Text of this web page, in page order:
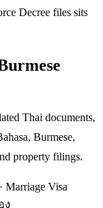
Decree files sits
Thai documents,
Burmese,
property filings.
Visa
ง